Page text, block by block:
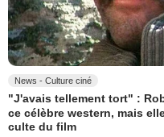
News - Culture ciné
"J'avais tellement tort" :
ce célèbre western, mais
culte du film